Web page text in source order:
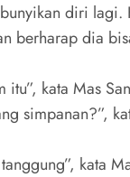
diri
berharap dia
itu”, kata Mas
simpanan?”,
kata